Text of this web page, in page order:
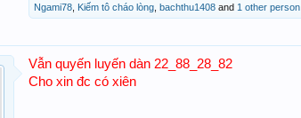
Ngami78 Kiếm tô cháo lòng bachthu1408 and 1 other person
Vẫn quyến luyến dàn 22_88_28_82
Cho xin đc có xiên